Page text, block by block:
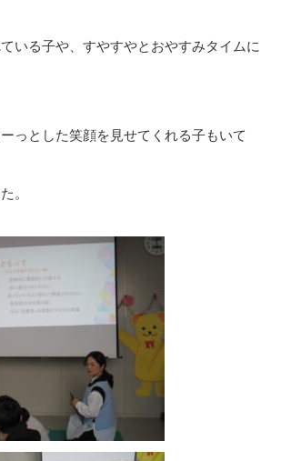
いる子や、すやすやとおやすみタイムに
っとした笑顔を見せてくれる子もいて
。